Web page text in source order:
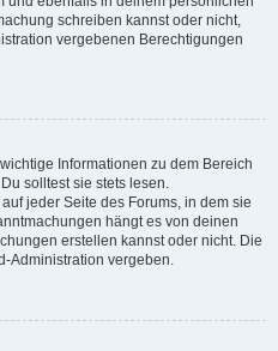
schreiben kannst oder nicht,
vergebenen Berechtigungen
Informationen zu dem Bereich
solltest sie stets lesen.
jeder Seite des Forums, in dem sie
hängt es von deinen
erstellen kannst oder nicht. Die
Administration vergeben.